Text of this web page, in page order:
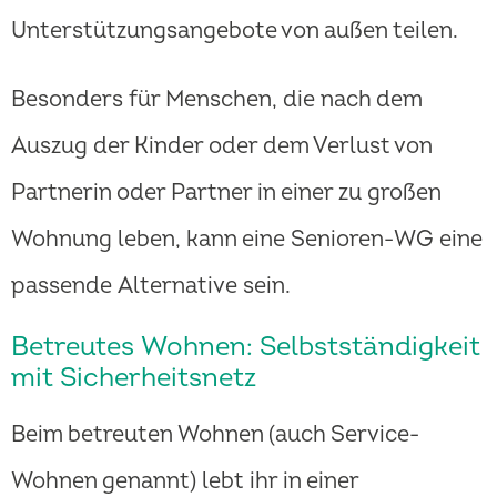
Unterstützungsangebote von außen teilen.
Besonders für Menschen, die nach dem
Auszug der Kinder oder dem Verlust von
Partnerin oder Partner in einer zu großen
Wohnung leben, kann eine Senioren-WG eine
passende Alternative sein.
Betreutes Wohnen: Selbstständigkeit
mit Sicherheitsnetz
Beim betreuten Wohnen (auch Service-
Wohnen genannt) lebt ihr in einer